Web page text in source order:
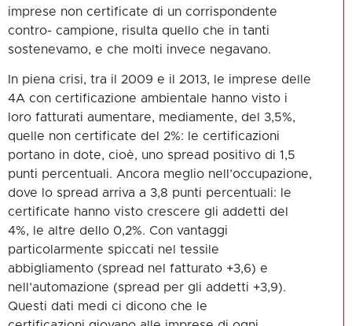
imprese non certificate di un corrispondente
contro- campione, risulta quello che in tanti
sostenevamo, e che molti invece negavano.
In piena crisi, tra il 2009 e il 2013, le imprese delle
4A con certificazione ambientale hanno visto i
loro fatturati aumentare, mediamente, del 3,5%,
quelle non certificate del 2%: le certificazioni
portano in dote, cioè, uno spread positivo di 1,5
punti percentuali. Ancora meglio nell’occupazione,
dove lo spread arriva a 3,8 punti percentuali: le
certificate hanno visto crescere gli addetti del
4%, le altre dello 0,2%. Con vantaggi
particolarmente spiccati nel tessile
abbigliamento (spread nel fatturato +3,6) e
nell’automazione (spread per gli addetti +3,9).
Questi dati medi ci dicono che le